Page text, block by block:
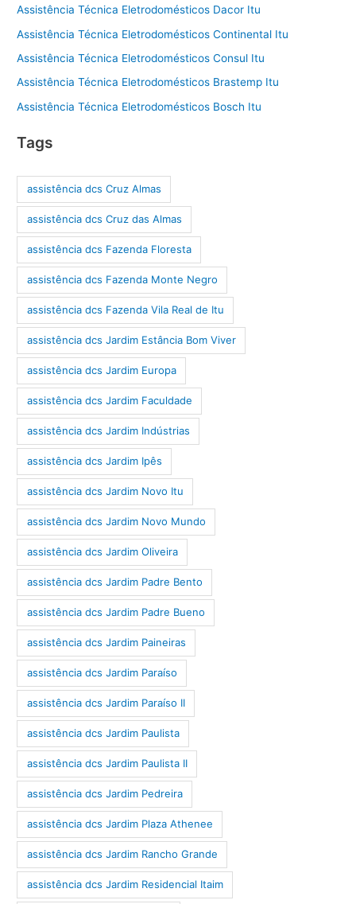
Assistência Técnica Eletrodomésticos Dacor Itu
Assistência Técnica Eletrodomésticos Continental Itu
Assistência Técnica Eletrodomésticos Consul Itu
Assistência Técnica Eletrodomésticos Brastemp Itu
Assistência Técnica Eletrodomésticos Bosch Itu
Tags
assistência dcs Cruz Almas
assistência dcs Cruz das Almas
assistência dcs Fazenda Floresta
assistência dcs Fazenda Monte Negro
assistência dcs Fazenda Vila Real de Itu
assistência dcs Jardim Estância Bom Viver
assistência dcs Jardim Europa
assistência dcs Jardim Faculdade
assistência dcs Jardim Indústrias
assistência dcs Jardim Ipês
assistência dcs Jardim Novo Itu
assistência dcs Jardim Novo Mundo
assistência dcs Jardim Oliveira
assistência dcs Jardim Padre Bento
assistência dcs Jardim Padre Bueno
assistência dcs Jardim Paineiras
assistência dcs Jardim Paraíso
assistência dcs Jardim Paraíso II
assistência dcs Jardim Paulista
assistência dcs Jardim Paulista II
assistência dcs Jardim Pedreira
assistência dcs Jardim Plaza Athenee
assistência dcs Jardim Rancho Grande
assistência dcs Jardim Residencial Itaim